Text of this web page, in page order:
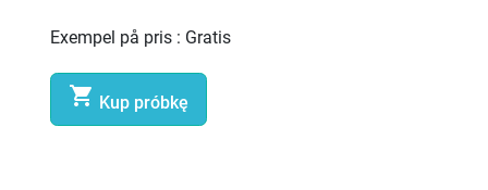
Exempel på pris : Gratis
 Kup próbkę